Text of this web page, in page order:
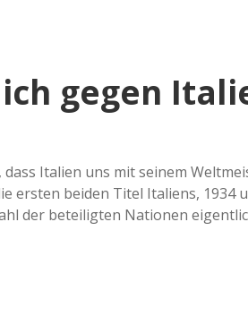
a
i
n
e
gegen
Italien uns mit seinem
ersten beiden Titel Italiens, 1934
der beteiligten Nationen